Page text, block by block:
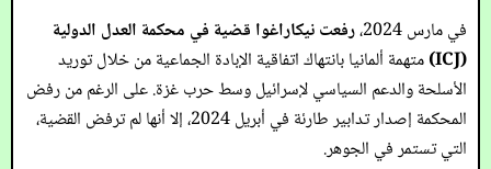
في مارس 2024،
رفعت نيكاراغوا قضية في محكمة العدل الدولية
(ICJ)
متهمة ألمانيا بانتهاك اتفاقية الإبادة الجماعية من خلال توريد
الأسلحة والدعم السياسي لإسرائيل وسط حرب غزة. على الرغم من رفض
المحكمة إصدار تدابير طارئة في أبريل 2024، إلا أنها لم ترفض القضية،
التي تستمر في الجوهر.